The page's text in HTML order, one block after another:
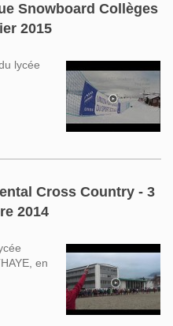
Snowboard Collèges
2015
lycée
Cross Country - 3
2014
en